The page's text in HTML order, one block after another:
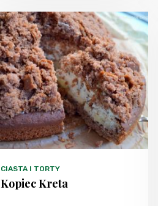
CIASTA I TORTY
Kopiec Kreta